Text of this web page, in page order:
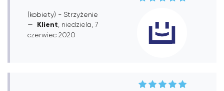
(kobiety) - Strzyżenie
Klient , niedziela, 7
czerwiec 2020